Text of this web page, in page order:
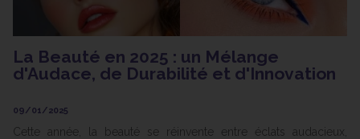
La Beauté en 2025 : un Mélange
d'Audace, de Durabilité et d'Innovation
09/01/2025
Cette année, la beauté se réinvente entre éclats audacieux,